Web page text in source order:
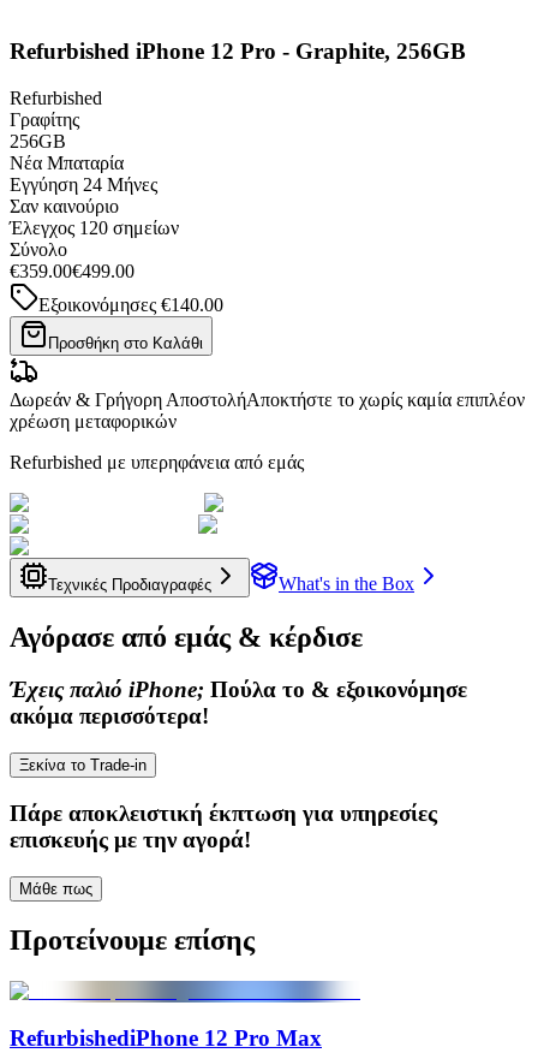
Refurbished iPhone 12 Pro - Graphite, 256GB
Refurbished
Γραφίτης
256GB
Νέα Μπαταρία
Εγγύηση 24 Μήνες
Σαν καινούριο
Έλεγχος 120 σημείων
Σύνολο
€359.00€499.00
Εξοικονόμησες €140.00
Προσθήκη στο Καλάθι
Δωρεάν & Γρήγορη ΑποστολήΑποκτήστε το χωρίς καμία επιπλέον
χρέωση μεταφορικών
Refurbished με υπερηφάνεια από εμάς
Τεχνικές Προδιαγραφές What's in the Box
Αγόρασε από εμάς & κέρδισε
Έχεις παλιό iPhone; Πούλα το & εξοικονόμησε
ακόμα περισσότερα!
Ξεκίνα το Trade-in
Πάρε αποκλειστική έκπτωση για υπηρεσίες
επισκευής με την αγορά!
Μάθε πως
Προτείνουμε επίσης
RefurbishediPhone 12 Pro Max